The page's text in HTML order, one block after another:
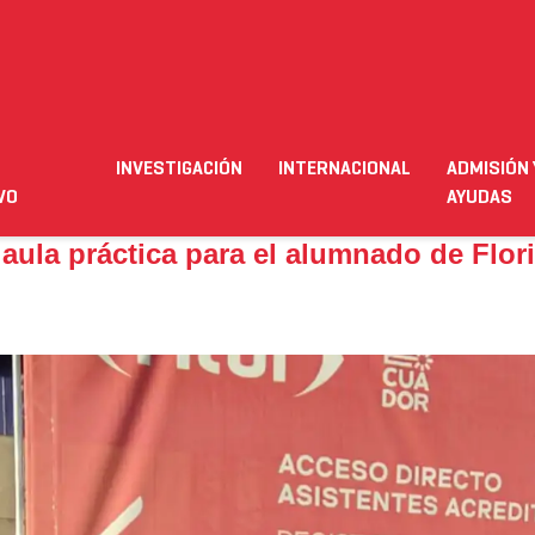
Empleo Estudiante Futuro alumnado Necesito
INVESTIGACIÓN INTERNACIONAL
ADMISIÓN
AYUDAS
práctica para el alumnado de